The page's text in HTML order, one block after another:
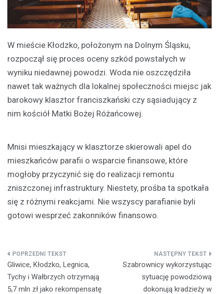
W mieście Kłodzko, położonym na Dolnym Śląsku,
rozpoczął się proces oceny szkód powstałych w
wyniku niedawnej powodzi. Woda nie oszczędziła
nawet tak ważnych dla lokalnej społeczności miejsc jak
barokowy klasztor franciszkański czy sąsiadujący z
nim kościół Matki Bożej Różańcowej.
Mnisi mieszkający w klasztorze skierowali apel do
mieszkańców parafii o wsparcie finansowe, które
mogłoby przyczynić się do realizacji remontu
zniszczonej infrastruktury. Niestety, prośba ta spotkała
się z różnymi reakcjami. Nie wszyscy parafianie byli
gotowi wesprzeć zakonników finansowo.
Nawigacja
wpisu
Gliwice, Kłodzko, Legnica,
Tychy i Wałbrzych otrzymają
5,7 mln zł jako rekompensatę
Szabrownicy wykorzystując
sytuację powodziową
dokonują kradzieży w